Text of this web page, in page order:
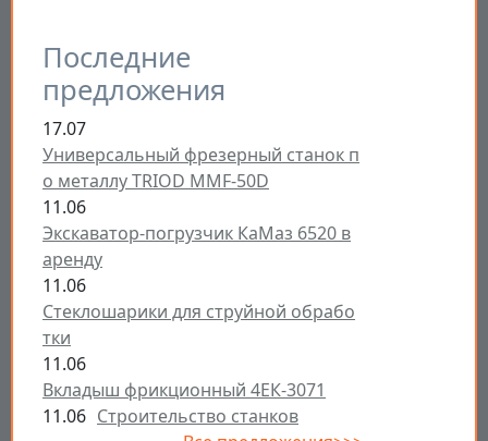
Последние
предложения
17.07
Универсальный фрезерный станок п
о металлу TRIOD MMF-50D
11.06
Экскаватор-погрузчик КаМаз 6520 в
аренду
11.06
Стеклошарики для струйной обрабо
тки
11.06
Вкладыш фрикционный 4ЕК-3071
11.06 Строительство станков